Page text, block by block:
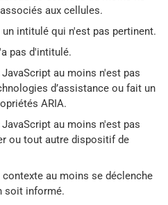
aux cellules.
un intitulé qui n'est pas pertinent.
pas d'intitulé.
au moins n'est pas
d’assistance ou fait un
ARIA.
au moins n'est pas
ou tout autre dispositif de
contexte au moins se déclenche
soit informé.